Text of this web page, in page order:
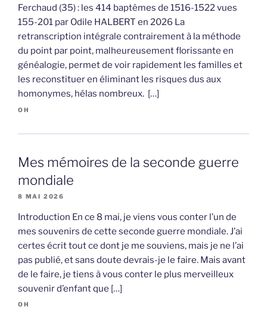
Ferchaud (35) : les 414 baptêmes de 1516-1522 vues
155-201 par Odile HALBERT en 2026 La
retranscription intégrale contrairement à la méthode
du point par point, malheureusement florissante en
généalogie, permet de voir rapidement les familles et
les reconstituer en éliminant les risques dus aux
homonymes, hélas nombreux. […]
OH
Mes mémoires de la seconde guerre
mondiale
8 MAI 2026
Introduction En ce 8 mai, je viens vous conter l’un de
mes souvenirs de cette seconde guerre mondiale. J’ai
certes écrit tout ce dont je me souviens, mais je ne l’ai
pas publié, et sans doute devrais-je le faire. Mais avant
de le faire, je tiens à vous conter le plus merveilleux
souvenir d’enfant que […]
OH